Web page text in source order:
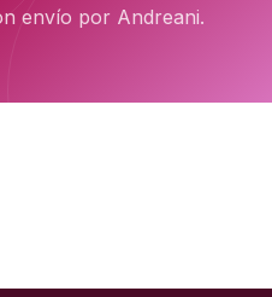
envío por Andreani.